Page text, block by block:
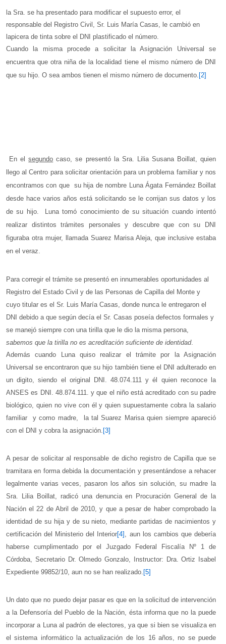
la Sra. se ha presentado para modificar el supuesto error, el
responsable del Registro Civil, Sr. Luis María Casas, le cambió en
lapicera de tinta sobre el DNI plastificado el número.
Cuando la misma procede a solicitar la Asignación Universal se
encuentra que otra niña de la localidad tiene el mismo número de DNI
que su hijo. O sea ambos tienen el mismo número de documento. [2]
En elsegundo caso, se presentó la Sra. Lilia Susana Boillat, quien
llego al Centro para solicitar orientación para un problema familiar y nos
encontramos con que
su hija de nombre Luna Ágata Fernández Boillat
desde hace varios años está solicitando se le corrijan sus datos y los
de su hijo.
Luna tomó conocimiento de su situación cuando intentó
realizar distintos trámites personales y descubre que con su DNI
figuraba otra mujer, llamada Suarez Marisa Aleja, que inclusive estaba
en el veraz.
Para corregir el trámite se presentó en innumerables oportunidades al
Registro del Estado Civil y de las Personas de Capilla del Monte y
cuyo titular es el Sr. Luis María Casas, donde nunca le entregaron el
DNI debido a que según decía el Sr. Casas poseía defectos formales y
se manejó siempre con una tirilla que le dio la misma persona,
sabemos que la tirilla no es acreditación suficiente de identidad.
Además cuando Luna quiso realizar el trámite por la Asignación
Universal se encontraron que su hijo también tiene el DNI adulterado en
un digito, siendo el original DNI. 48.074.111 y él quien reconoce la
ANSES es DNI. 48.874.111. y que el niño está acreditado con su padre
biológico, quien no vive con él y quien supuestamente cobra la salario
familiar
y como madre,
la tal Suarez Marisa quien siempre apareció
con el DNI y cobra la asignación. [3]
A pesar de solicitar al responsable de dicho registro de Capilla que se
tramitara en forma debida la documentación y presentándose a rehacer
legalmente varias veces, pasaron los años sin solución, su madre la
Sra. Lilia Boillat, radicó una denuncia en Procuración General de la
Nación el 22 de Abril de 2010, y que a pesar de haber comprobado la
identidad de su hija y de su nieto, mediante partidas de nacimientos y
certificación del Ministerio del Interior[4] , aun los cambios que debería
haberse cumplimentado por el Juzgado Federal Fiscalía Nº 1 de
Córdoba, Secretario Dr. Olmedo Gonzalo, Instructor: Dra. Ortiz Isabel
Expediente 99852/10, aun no se han realizado. [5]
Un dato que no puedo dejar pasar es que en la solicitud de intervención
a la Defensoría del Pueblo de la Nación, ésta informa que no la puede
incorporar a Luna al padrón de electores, ya que si bien se visualiza en
el sistema informático la actualización de los 16 años, no se puede